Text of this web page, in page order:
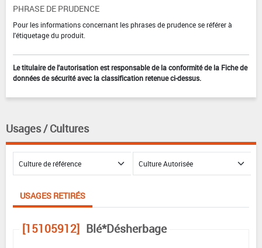
PHRASE DE PRUDENCE
Pour les informations concernant les phrases de prudence se référer à
l'étiquetage du produit.
Le titulaire de l'autorisation est responsable de la conformité de la Fiche de
données de sécurité avec la classification retenue ci-dessus.
Usages / Cultures
USAGES RETIRÉS
[15105912] Blé*Désherbage